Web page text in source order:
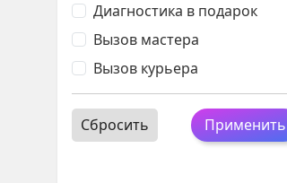
Диагностика в подарок
Вызов мастера
Вызов курьера
Применить
Сбросить